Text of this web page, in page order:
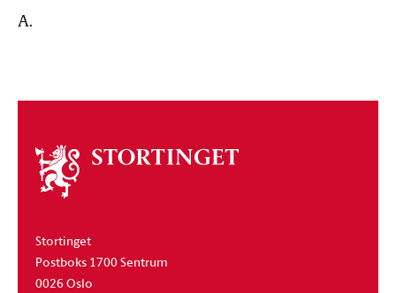
A.
Om
stortinget
Stortinget
Postboks 1700 Sentrum
0026 Oslo